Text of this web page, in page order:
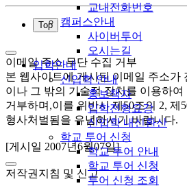
교내전화번호
캠퍼스안내
사이버투어
오시는길
입학안내
신입학 안내
홍보책자
입학전형요강
신입학 내신환산
학교 투어 신청
학교 투어 안내
학교 투어 신청
투어 신청 조회
Top
이메일 주소 무단 수집 거부
본 웹사이트에 게시된 이메일 주소가
이나 그 밖의 기술적 장치를 이용하
거부하며,이를 위반시 제50조의 2, 제
형사처벌됨을 유념하시기 바랍니다.
[게시일 2007년6월07일]
저작권지침 및 신고